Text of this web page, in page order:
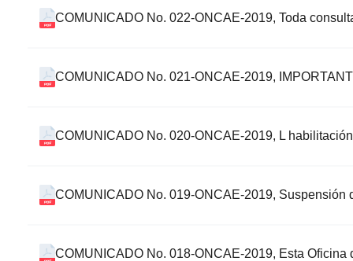
COMUNICADO No. 022-ONCAE-2019, Toda
COMUNICADO No. 021-ONCAE-2019,
COMUNICADO No. 020-ONCAE-2019, L
COMUNICADO No. 019-ONCAE-2019, Suspensión
COMUNICADO No. 018-ONCAE-2019, Esta